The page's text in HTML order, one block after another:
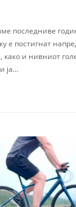
последниве
е постигнат
како и нивниот
ја…